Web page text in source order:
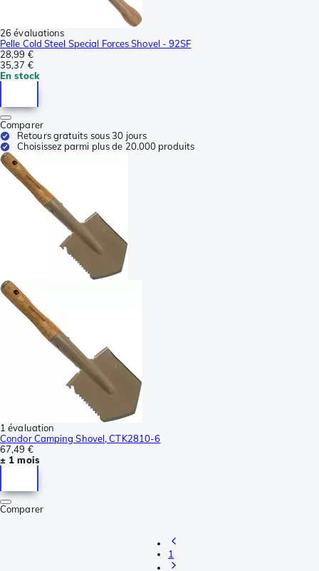
26 évaluations
Pelle Cold Steel Special Forces Shovel - 92SF
28,99 €
35,37 €
En stock
Comparer
Retours gratuits sous 30 jours
Choisissez parmi plus de 20.000 produits
1 évaluation
Condor Camping Shovel, CTK2810-6
67,49 €
± 1 mois
Comparer
1